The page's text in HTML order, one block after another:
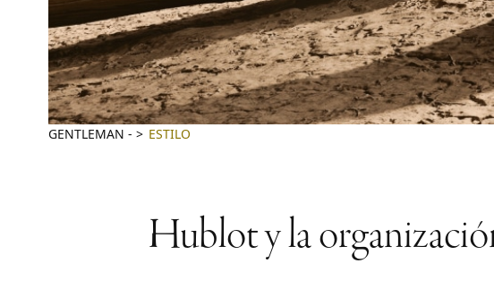
GENTLEMAN - ESTILO
Hublot y la